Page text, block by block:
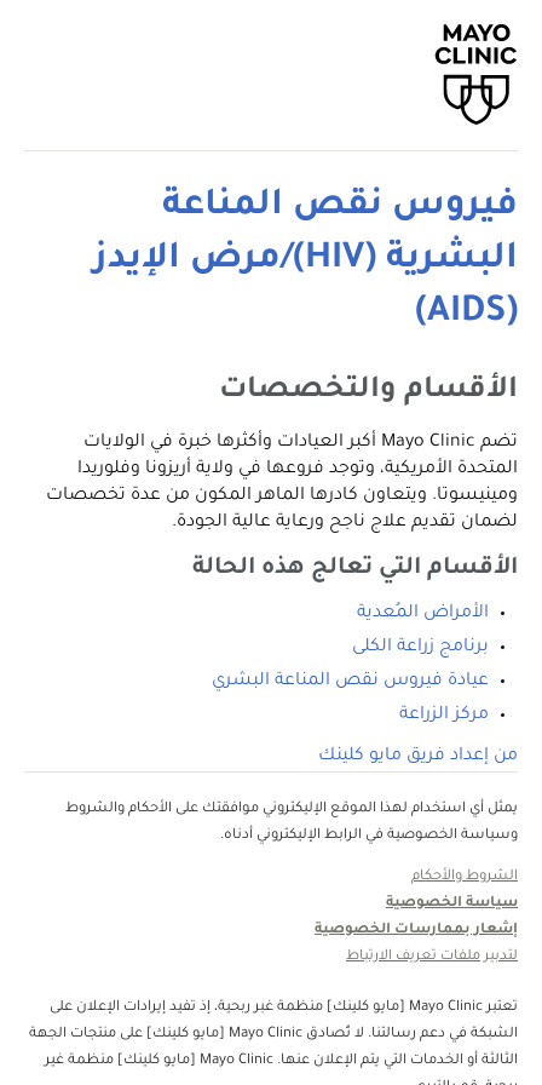
فيروس نقص المناعة
البشرية (HIV)/مرض الإيدز
(AIDS)
الأقسام والتخصصات
تضم Mayo Clinic أكبر العيادات وأكثرها خبرة في الولايات
المتحدة الأمريكية، وتوجد فروعها في ولاية أريزونا وفلوريدا
ومينيسوتا. ويتعاون كادرها الماهر المكون من عدة تخصصات
لضمان تقديم علاج ناجح ورعاية عالية الجودة.
الأقسام التي تعالج هذه الحالة
الأمراض المُعدية
برنامج زراعة الكلى
عيادة فيروس نقص المناعة البشري
مركز الزراعة
من إعداد فريق مايو كلينك
يمثل أي استخدام لهذا الموقع الإليكتروني موافقتك على الأحكام والشروط
وسياسة الخصوصية في الرابط الإليكتروني أدناه.
الشروط والأحكام
سياسة الخصوصية
إشعار بممارسات الخصوصية
لتدبير ملفات تعريف الارتباط
تعتبر Mayo Clinic [مايو كلينك] منظمة غبر ربحية، إذ تفيد إيرادات الإعلان على
الشبكة في دعم رسالتنا. لا تُصادق Mayo Clinic [مايو كلينك] على منتجات الجهة
الثالثة أو الخدمات التي يتم الإعلان عنها. Mayo Clinic [مايو كلينك] منظمة غير